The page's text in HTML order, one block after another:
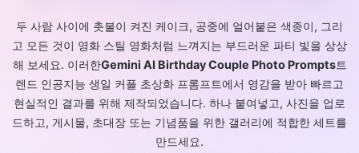
두 사람 사이에 촛불이 켜진 케이크, 공중에 얼어붙은 색종이, 그리
고 모든 것이 영화 스틸 영화처럼 느껴지는 부드러운 파티 빛을 상상
해 보세요. 이러한Gemini AI Birthday Couple Photo Prompts트
렌드 인공지능 생일 커플 초상화 프롬프트에서 영감을 받아 빠르고
현실적인 결과를 위해 제작되었습니다. 하나 붙여넣고, 사진을 업로
드하고, 게시물, 초대장 또는 기념품을 위한 갤러리에 적합한 세트를
만드세요.